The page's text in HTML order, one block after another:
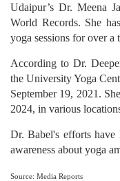
Udaipur’s Dr. Meena
World Records. She
yoga sessions for over a
According to Dr.
the University Yoga
September 19, 2021.
2024, in various
Dr. Babel's efforts have
awareness about yoga
Source: Media Reports